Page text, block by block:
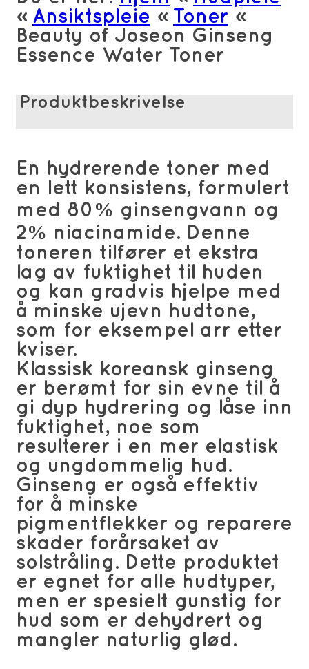
Toner
antall
» Ansiktspleie » Toner »
Beauty of Joseon Ginseng
Essence Water Toner
Produktbeskrivelse
En hydrerende toner med
en lett konsistens, formulert
med 80% ginsengvann og
2% niacinamide. Denne
toneren tilfører et ekstra
lag av fuktighet til huden
og kan gradvis hjelpe med
å minske ujevn hudtone,
som for eksempel arr etter
kviser.
Klassisk koreansk ginseng
er berømt for sin evne til å
gi dyp hydrering og låse inn
fuktighet, noe som
resulterer i en mer elastisk
og ungdommelig hud.
Ginseng er også effektiv
for å minske
pigmentflekker og reparere
skader forårsaket av
solstråling. Dette produktet
er egnet for alle hudtyper,
men er spesielt gunstig for
hud som er dehydrert og
mangler naturlig glød.